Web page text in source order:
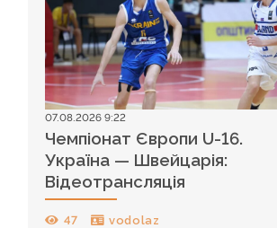
07.08.2026 9:22
Чемпіонат Європи U-16.
Україна — Швейцарія:
Відеотрансляція
47 vodolaz